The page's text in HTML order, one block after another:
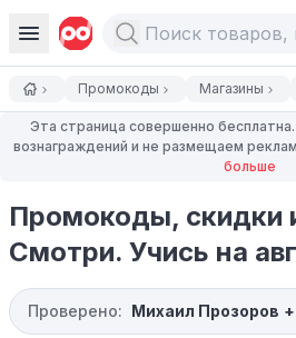
Промокоды Магазины
Эта страница совершенно
вознаграждений и не размещаем
больше
Промокоды, скидки
Смотри. Учись на
Проверено: Михаил Прозоров +